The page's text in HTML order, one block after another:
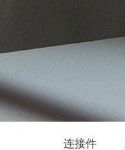
连接件